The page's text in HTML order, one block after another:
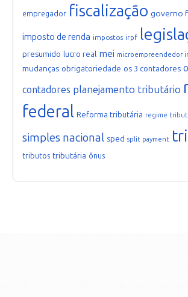
empregador fiscalização governo
imposto de renda impostos irpf
presumido lucro real mei microempreendedor
mudanças obrigatoriedade os 3 contadores
contadores planejamento tributário
federal Reforma tributária regime
simples nacional sped split payment
tributos tributária ônus